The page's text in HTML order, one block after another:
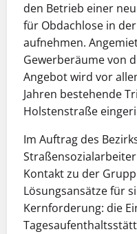
den Betrieb einer
für Obdachlose in
aufnehmen.
Gewerberäume von
Angebot wird vor
Jahren bestehende
Holstenstraße
Im Auftrag des
Kontakt zu der
Lösungsansätze für
Kernforderung: die